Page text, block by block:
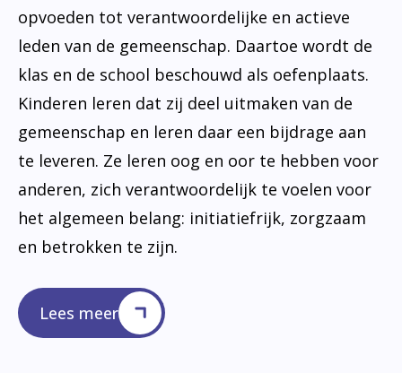
opvoeden tot verantwoordelijke en actieve
leden van de gemeenschap. Daartoe wordt de
klas en de school beschouwd als oefenplaats.
Kinderen leren dat zij deel uitmaken van de
gemeenschap en leren daar een bijdrage aan
te leveren. Ze leren oog en oor te hebben voor
anderen, zich verantwoordelijk te voelen voor
het algemeen belang: initiatiefrijk, zorgzaam
en betrokken te zijn.
Lees meer